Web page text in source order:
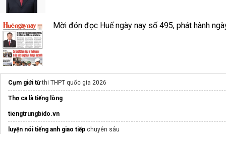
Mời đón đọc Huế ngày nay số 495, phát hành
Cụm giới từthi THPT quốc gia 2026
Thơ ca là tiếng lòng
tiengtrungbido.vn
luyện nói tiếng anh giao tiếp chuyên sâu